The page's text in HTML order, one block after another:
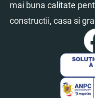
mai buna calitate
constructii, casa si